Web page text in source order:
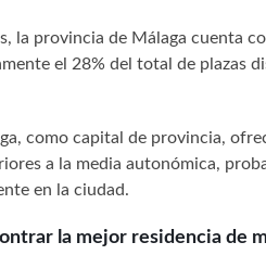
la provincia de Málaga cuenta
el 28% del total de plazas
como capital de provincia,
a la media autonómica,
en la ciudad.
la mejor residencia de